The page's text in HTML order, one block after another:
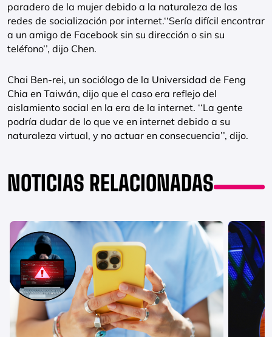
paradero de la mujer debido a la naturaleza de las
redes de socialización por internet.‘‘Sería difícil encontrar
a un amigo de Facebook sin su dirección o sin su
teléfono’’, dijo Chen.
Chai Ben-rei, un sociólogo de la Universidad de Feng
Chia en Taiwán, dijo que el caso era reflejo del
aislamiento social en la era de la internet. ‘‘La gente
podría dudar de lo que ve en internet debido a su
naturaleza virtual, y no actuar en consecuencia’’, dijo.
NOTICIAS RELACIONADAS